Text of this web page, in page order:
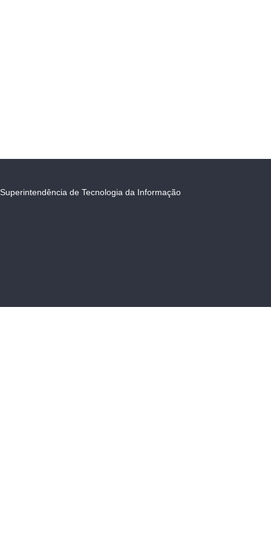
Superintendência de Tecnologia da Informação